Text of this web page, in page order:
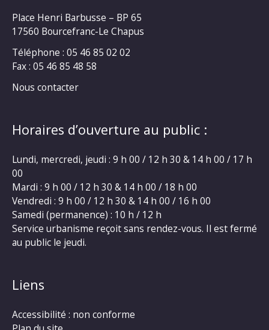
Place Henri Barbusse – BP 65
17560 Bourcefranc-Le Chapus
Téléphone : 05 46 85 02 02
Fax : 05 46 85 48 58
Nous contacter
Horaires d’ouverture au public :
Lundi, mercredi, jeudi : 9 h 00 / 12 h 30 & 14 h 00 / 17 h
00
Mardi : 9 h 00 / 12 h 30 & 14 h 00 / 18 h 00
Vendredi : 9 h 00 / 12 h 30 & 14 h 00 / 16 h 00
Samedi (permanence) : 10 h / 12 h
Service urbanisme reçoit sans rendez-vous. Il est fermé
au public le jeudi.
Liens
Accessibilité : non conforme